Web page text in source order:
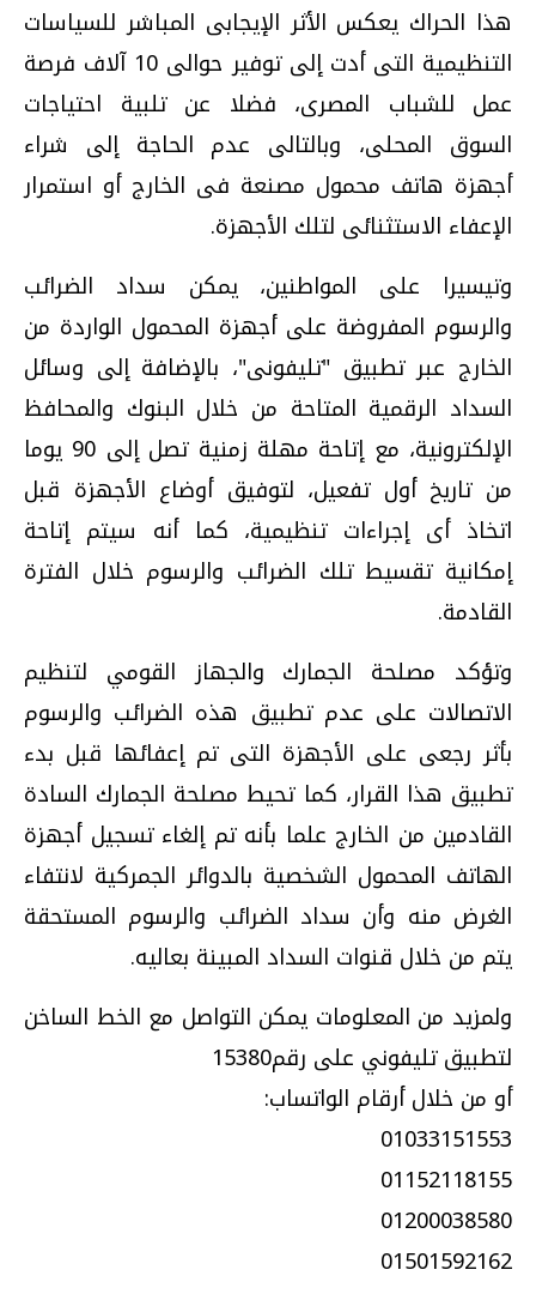
هذا الحراك يعكس الأثر الإيجابى المباشر للسياسات
التنظيمية التى أدت إلى توفير حوالى 10 آلاف فرصة
عمل للشباب المصرى، فضلا عن تلبية احتياجات
السوق المحلى، وبالتالى عدم الحاجة إلى شراء
أجهزة هاتف محمول مصنعة فى الخارج أو استمرار
الإعفاء الاستثنائى لتلك الأجهزة.
وتيسيرا على المواطنين، يمكن سداد الضرائب
والرسوم المفروضة على أجهزة المحمول الواردة من
الخارج عبر تطبيق "تليفونى"، بالإضافة إلى وسائل
السداد الرقمية المتاحة من خلال البنوك والمحافظ
الإلكترونية، مع إتاحة مهلة زمنية تصل إلى 90 يوما
من تاريخ أول تفعيل، لتوفيق أوضاع الأجهزة قبل
اتخاذ أى إجراءات تنظيمية، كما أنه سيتم إتاحة
إمكانية تقسيط تلك الضرائب والرسوم خلال الفترة
القادمة.
وتؤكد مصلحة الجمارك والجهاز القومي لتنظيم
الاتصالات على عدم تطبيق هذه الضرائب والرسوم
بأثر رجعى على الأجهزة التى تم إعفائها قبل بدء
تطبيق هذا القرار، كما تحيط مصلحة الجمارك السادة
القادمين من الخارج علما بأنه تم إلغاء تسجيل أجهزة
الهاتف المحمول الشخصية بالدوائر الجمركية لانتفاء
الغرض منه وأن سداد الضرائب والرسوم المستحقة
يتم من خلال قنوات السداد المبينة بعاليه.
ولمزيد من المعلومات يمكن التواصل مع الخط الساخن
لتطبيق تليفوني على رقم15380
أو من خلال أرقام الواتساب:
01033151553
01152118155
01200038580
01501592162